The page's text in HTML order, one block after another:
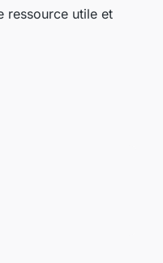
ressource utile et